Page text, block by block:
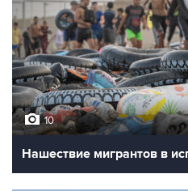
10
Нашествие мигрантов в